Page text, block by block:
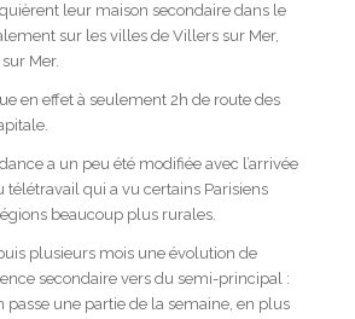
leur maison secondaire dans le
sur les villes de Villers sur Mer,
Mer.
en effet à seulement 2h de route des
a un peu été modifiée avec l’arrivée
télétravail qui a vu certains Parisiens
beaucoup plus rurales.
plusieurs mois une évolution de
secondaire vers du semi-principal :
passe une partie de la semaine, en plus